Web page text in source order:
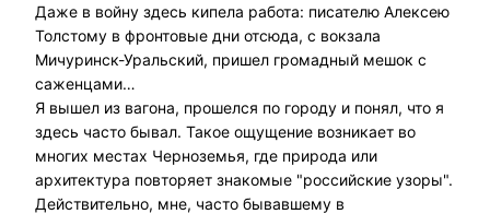
Даже в войну здесь кипела работа: писателю Алексею
Толстому в фронтовые дни отсюда, с вокзала
Мичуринск-Уральский, пришел громадный мешок с
саженцами…
Я вышел из вагона, прошелся по городу и понял, что я
здесь часто бывал. Такое ощущение возникает во
многих местах Черноземья, где природа или
архитектура повторяет знакомые "российские узоры".
Действительно, мне, часто бывавшему в